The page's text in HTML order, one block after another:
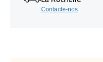
Contacte-nos